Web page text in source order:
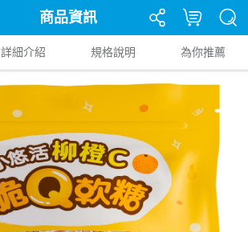
商品資訊
詳細介紹 規格說明 為你推薦